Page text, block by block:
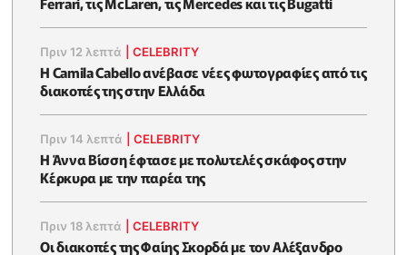
Πριν 12 λεπτά |CELEBRITY
Η Camila Cabello ανέβασε νέες φωτογραφίες από τις
διακοπές της στην Ελλάδα
Πριν 14 λεπτά |CELEBRITY
Η Άννα Βίσση έφτασε με πολυτελές σκάφος στην
Κέρκυρα με την παρέα της
Πριν 18 λεπτά |CELEBRITY
Οι διακοπές της Φαίης Σκορδά με τον Αλέξανδρο